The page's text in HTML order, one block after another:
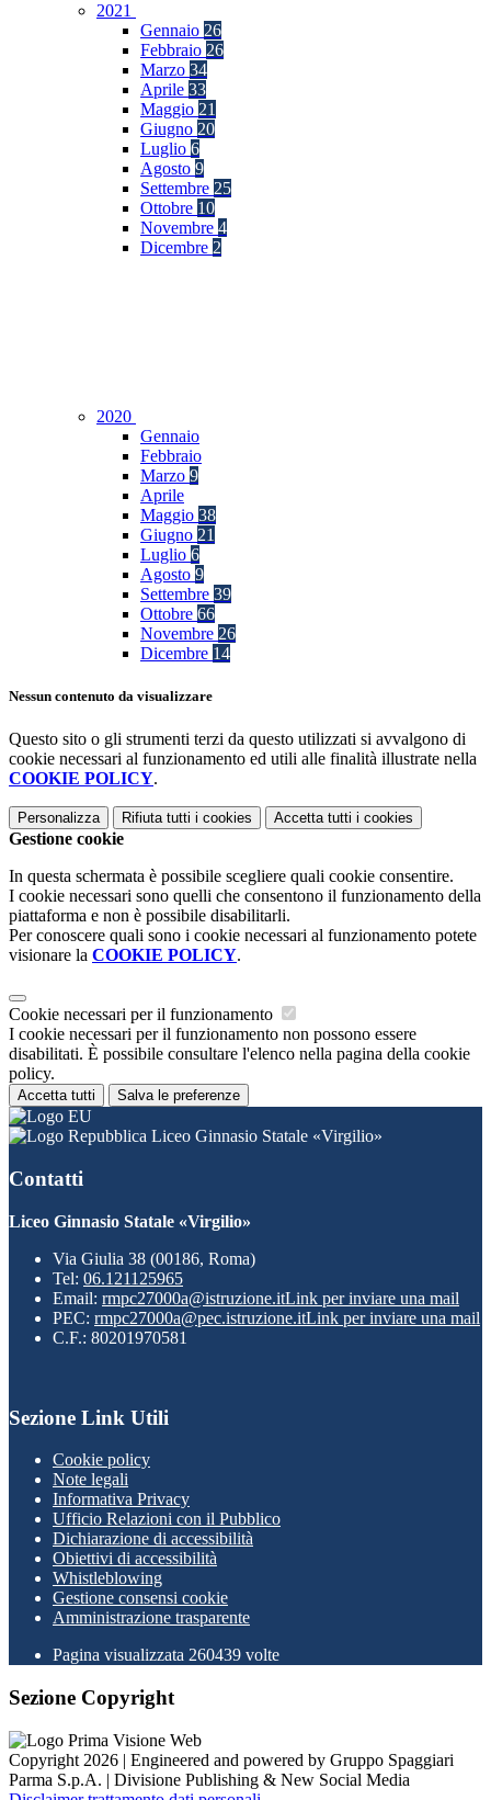
2021
Gennaio 26
Febbraio 26
Marzo 34
Aprile 33
Maggio 21
Giugno 20
Luglio 6
Agosto 9
Settembre 25
Ottobre 10
Novembre 4
Dicembre 2
2020
Gennaio
Febbraio
Marzo 9
Aprile
Maggio 38
Giugno 21
Luglio 6
Agosto 9
Settembre 39
Ottobre 66
Novembre 26
Dicembre 14
Nessun contenuto da visualizzare
Questo sito o gli strumenti terzi da questo utilizzati si avvalgono di
cookie necessari al funzionamento ed utili alle finalità illustrate nella
COOKIE POLICY.
Personalizza Rifiuta tutti i cookies Accetta tutti i cookies
Gestione cookie
In questa schermata è possibile scegliere quali cookie consentire.
I cookie necessari sono quelli che consentono il funzionamento della
piattaforma e non è possibile disabilitarli.
Per conoscere quali sono i cookie necessari al funzionamento potete
visionare la COOKIE POLICY.
Cookie necessari per il funzionamento
I cookie necessari per il funzionamento non possono essere
disabilitati. È possibile consultare l'elenco nella pagina della cookie
policy.
Accetta tutti Salva le preferenze
Liceo Ginnasio Statale «Virgilio»
Contatti
Liceo Ginnasio Statale «Virgilio»
Via Giulia 38 (00186, Roma)
Tel: 06.121125965
Email: rmpc27000a@istruzione.itLink per inviare una mail
PEC: rmpc27000a@pec.istruzione.itLink per inviare una mail
C.F.: 80201970581
Sezione Link Utili
Cookie policy
Note legali
Informativa Privacy
Ufficio Relazioni con il Pubblico
Dichiarazione di accessibilità
Obiettivi di accessibilità
Whistleblowing
Gestione consensi cookie
Amministrazione trasparente
Pagina visualizzata 260439 volte
Sezione Copyright
Copyright 2026 | Engineered and powered by Gruppo Spaggiari
Parma S.p.A. | Divisione Publishing & New Social Media